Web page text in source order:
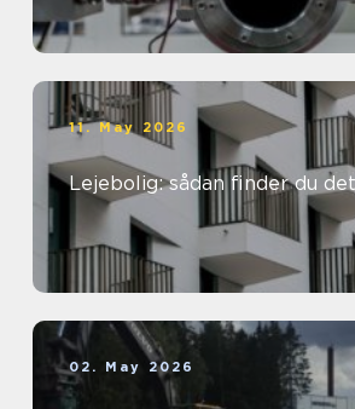
11. May 2026
Lejebolig: sådan finder du
02. May 2026